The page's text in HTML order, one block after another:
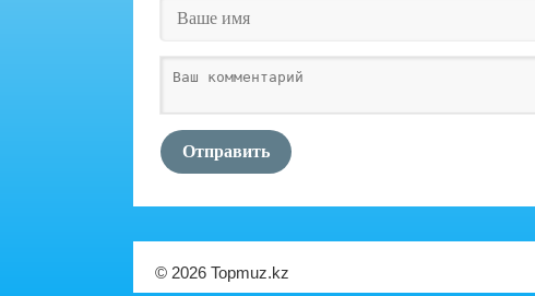
Отправить
© 2026 Topmuz.kz